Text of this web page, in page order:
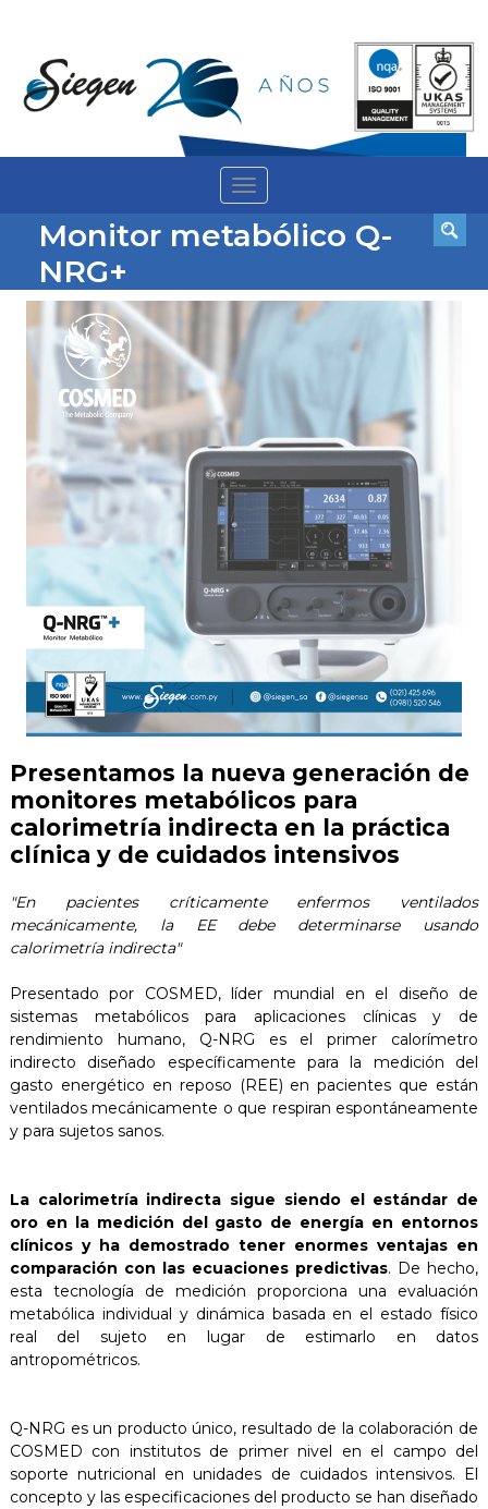
Toggle
navigation
Monitor metabólico Q-
NRG+
Presentamos la nueva generación de
monitores metabólicos para
calorimetría indirecta en la práctica
clínica y de cuidados intensivos
"En pacientes críticamente enfermos ventilados
mecánicamente, la EE debe determinarse usando
calorimetría indirecta"
Presentado por COSMED, líder mundial en el diseño de
sistemas metabólicos para aplicaciones clínicas y de
rendimiento humano, Q-NRG es el primer calorímetro
indirecto diseñado específicamente para la medición del
gasto energético en reposo (REE) en pacientes que están
ventilados mecánicamente o que respiran espontáneamente
y para sujetos sanos.
La calorimetría indirecta sigue siendo el estándar de
oro en la medición del gasto de energía en entornos
clínicos y ha demostrado tener enormes ventajas en
comparación con las ecuaciones predictivas. De hecho,
esta tecnología de medición proporciona una evaluación
metabólica individual y dinámica basada en el estado físico
real del sujeto en lugar de estimarlo en datos
antropométricos.
Q-NRG es un producto único, resultado de la colaboración de
COSMED con institutos de primer nivel en el campo del
soporte nutricional en unidades de cuidados intensivos. El
concepto y las especificaciones del producto se han diseñado